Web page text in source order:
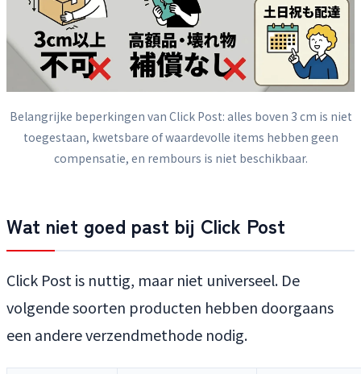
Belangrijke beperkingen van Click Post: alles boven 3 cm is niet
toegestaan, kwetsbare of waardevolle items hebben geen
compensatie, en rembours is niet beschikbaar.
Wat niet goed past bij Click Post
Click Post is nuttig, maar niet universeel. De
volgende soorten producten hebben doorgaans
een andere verzendmethode nodig.